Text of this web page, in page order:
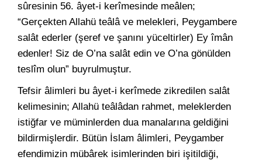
sûresinin 56. âyet-i kerîmesinde meâlen;
“Gerçekten Allahü teâlâ ve melekleri, Peygambere
salât ederler (şeref ve şanını yüceltirler) Ey îmân
edenler! Siz de O’na salât edin ve O’na gönülden
teslîm olun” buyrulmuştur.
Tefsir âlimleri bu âyet-i kerîmede zikredilen salât
kelimesinin; Allahü teâlâdan rahmet, meleklerden
istiğfar ve müminlerden dua manalarına geldiğini
bildirmişlerdir. Bütün İslam âlimleri, Peygamber
efendimizin mübârek isimlerinden biri işitildiği,